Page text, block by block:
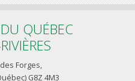
QUÉBEC
Forges,
G8Z 4M3